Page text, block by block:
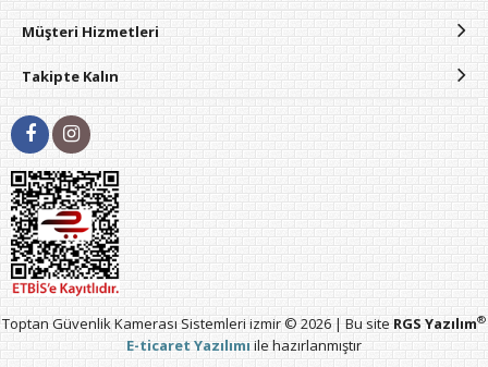
Müşteri Hizmetleri
Takipte Kalın
Toptan Güvenlik Kamerası Sistemleri izmir © 2026 | Bu site RGS Yazılım®
E-ticaret Yazılımı ile hazırlanmıştır